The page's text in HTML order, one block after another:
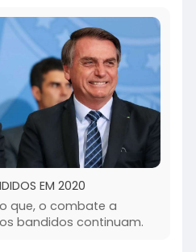
EM 2020
que, o combate a
bandidos continuam.